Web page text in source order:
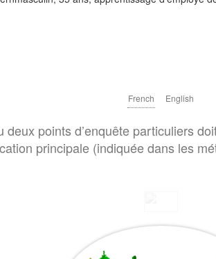
French English
points d’enquête particuliers
principale (indiquée dans les